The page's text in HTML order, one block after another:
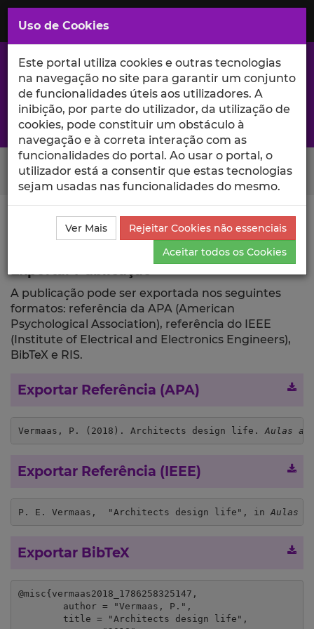
Saltar
para
Conteúdo
Principal
A excelência da investigação e ciência no Iscte
Search Button
Ciência_Iscte Comunicações
Descrição Detalhada
da Comunicação
Exportar
A publicação pode ser exportada nos seguintes
formatos: referência da APA (American
Psychological Association), referência do IEEE
(Institute of Electrical and Electronics Engineers),
BibTeX e RIS.
Exportar Referência (APA)
Vermaas, P. (2018). Architects design life. Aulas
Exportar Referência (IEEE)
P. E. Vermaas,  "Architects design life", in Aulas
Exportar BibTeX
@misc{vermaas2018_1786258325147,
Uso de Cookies
Este portal utiliza cookies e outras tecnologias
na navegação no site para garantir um conjunto
de funcionalidades úteis aos utilizadores. A
inibição, por parte do utilizador, da utilização de
cookies, pode constituir um obstáculo à
navegação e à correta interação com as
funcionalidades do portal. Ao usar o portal, o
utilizador está a consentir que estas tecnologias
sejam usadas nas funcionalidades do mesmo.
Ver Mais
Rejeitar Cookies não essenciais
Aceitar todos os Cookies